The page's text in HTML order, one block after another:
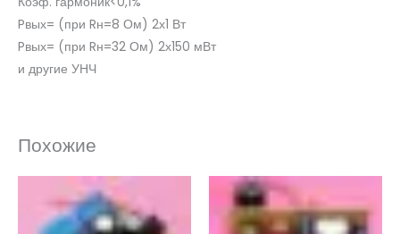
Pвых= (при Rн=8 Ом) 2х1 Вт
Pвых= (при Rн=32 Ом) 2х150 мВт
и другие УНЧ
Похожие